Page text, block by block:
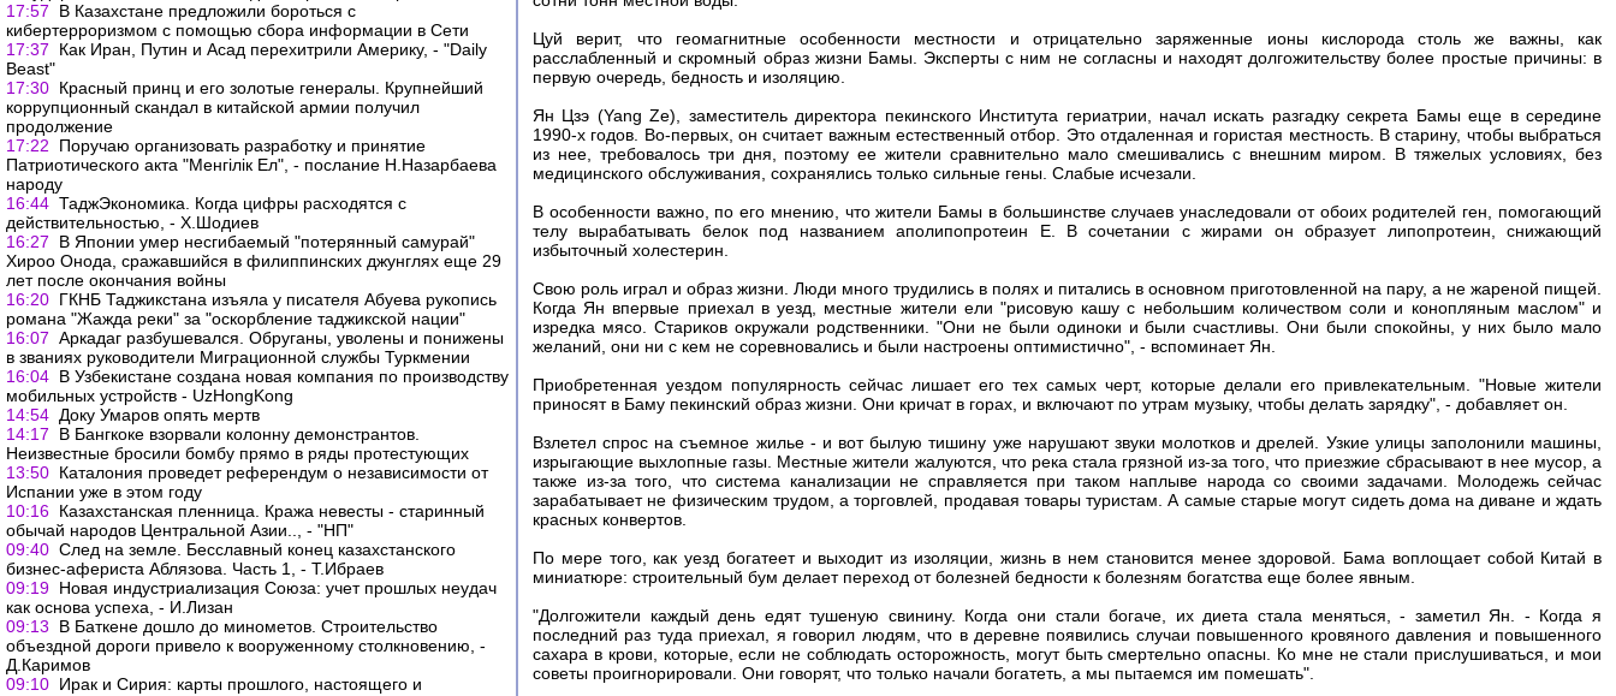
17:57
В Казахстане предложили бороться с
кибертерроризмом с помощью сбора информации в Сети
17:37
Как Иран, Путин и Асад перехитрили Америку, - "Daily
Beast"
17:30 Красный принц и его золотые генералы. Крупнейший
коррупционный скандал в китайской армии получил
продолжение
17:22
Поручаю организовать разработку и принятие
Патриотического акта "Менгілік Ел", - послание Н.Назарбаева
народу
16:44 ТаджЭкономика. Когда цифры расходятся с
действительностью, - Х.Шодиев
16:27
В Японии умер несгибаемый "потерянный самурай"
Хироо Онода, сражавшийся в филиппинских джунглях еще 29
лет после окончания войны
16:20 ГКНБ Таджикстана изъяла у писателя Абуева рукопись
романа "Жажда реки" за "оскорбление таджикской нации"
16:07 Аркадаг разбушевался. Обруганы, уволены и понижены
в званиях руководители Миграционной службы Туркмении
16:04 В Узбекистане создана новая компания по производству
мобильных устройств - UzHongKong
14:54 Доку Умаров опять мертв
14:17
В Бангкоке взорвали колонну демонстрантов.
Неизвестные бросили бомбу прямо в ряды протестующих
13:50 Каталония проведет референдум о независимости от
Испании уже в этом году
10:16 Казахстанская пленница. Кража невесты - старинный
обычай народов Центральной Азии.., - "НП"
09:40 След на земле. Бесславный конец казахстанского
бизнес-афериста Аблязова. Часть 1, - Т.Ибраев
09:19 Новая индустриализация Союза: учет прошлых неудач
как основа успеха, - И.Лизан
09:13
В Баткене дошло до минометов. Строительство
объездной дороги привело к вооруженному столкновению, -
Д.Каримов
09:10 Ирак и Сирия: карты прошлого, настоящего и
Цуй верит, что геомагнитные особенности местности и отрицательно заряженные ионы кислорода столь же важны, как
расслабленный и скромный образ жизни Бамы. Эксперты с ним не согласны и находят долгожительству более простые причины: в
первую очередь, бедность и изоляцию.
Ян Цзэ (Yang Ze), заместитель директора пекинского Института гериатрии, начал искать разгадку секрета Бамы еще в середине
1990-х годов. Во-первых, он считает важным естественный отбор. Это отдаленная и гористая местность. В старину, чтобы выбраться
из нее, требовалось три дня, поэтому ее жители сравнительно мало смешивались с внешним миром. В тяжелых условиях, без
медицинского обслуживания, сохранялись только сильные гены. Слабые исчезали.
В особенности важно, по его мнению, что жители Бамы в большинстве случаев унаследовали от обоих родителей ген, помогающий
телу вырабатывать белок под названием аполипопротеин E. В сочетании с жирами он образует липопротеин, снижающий
избыточный холестерин.
Свою роль играл и образ жизни. Люди много трудились в полях и питались в основном приготовленной на пару, а не жареной пищей.
Когда Ян впервые приехал в уезд, местные жители ели "рисовую кашу с небольшим количеством соли и конопляным маслом" и
изредка мясо. Стариков окружали родственники. "Они не были одиноки и были счастливы. Они были спокойны, у них было мало
желаний, они ни с кем не соревновались и были настроены оптимистично", - вспоминает Ян.
Приобретенная уездом популярность сейчас лишает его тех самых черт, которые делали его привлекательным. "Новые жители
приносят в Баму пекинский образ жизни. Они кричат в горах, и включают по утрам музыку, чтобы делать зарядку", - добавляет он.
Взлетел спрос на съемное жилье - и вот былую тишину уже нарушают звуки молотков и дрелей. Узкие улицы заполонили машины,
изрыгающие выхлопные газы. Местные жители жалуются, что река стала грязной из-за того, что приезжие сбрасывают в нее мусор, а
также из-за того, что система канализации не справляется при таком наплыве народа со своими задачами. Молодежь сейчас
зарабатывает не физическим трудом, а торговлей, продавая товары туристам. А самые старые могут сидеть дома на диване и ждать
красных конвертов.
По мере того, как уезд богатеет и выходит из изоляции, жизнь в нем становится менее здоровой. Бама воплощает собой Китай в
миниатюре: строительный бум делает переход от болезней бедности к болезням богатства еще более явным.
"Долгожители каждый день едят тушеную свинину. Когда они стали богаче, их диета стала меняться, - заметил Ян. - Когда я
последний раз туда приехал, я говорил людям, что в деревне появились случаи повышенного кровяного давления и повышенного
сахара в крови, которые, если не соблюдать осторожность, могут быть смертельно опасны. Ко мне не стали прислушиваться, и мои
советы проигнорировали. Они говорят, что только начали богатеть, а мы пытаемся им помешать".